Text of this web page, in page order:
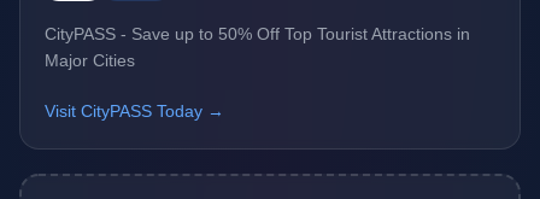
CityPASS - Save up to 50% Off Top Tourist Attractions in
Major Cities
Visit CityPASS Today →